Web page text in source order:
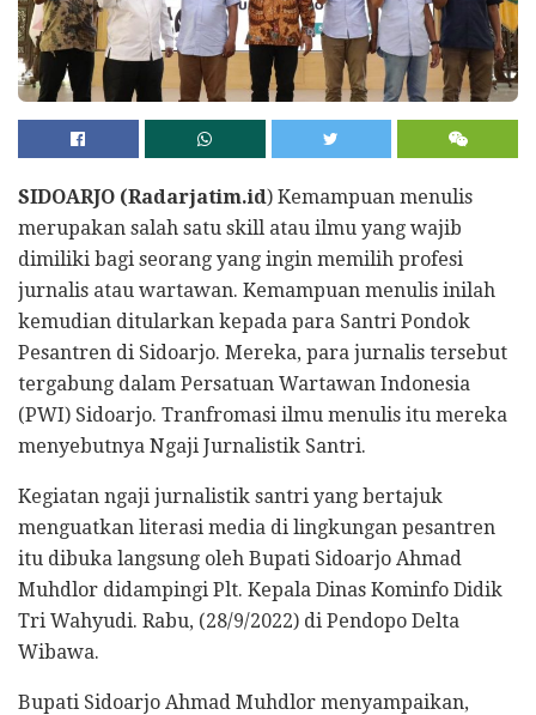
SIDOARJO (Radarjatim.id) Kemampuan menulis
merupakan salah satu skill atau ilmu yang wajib
dimiliki bagi seorang yang ingin memilih profesi
jurnalis atau wartawan. Kemampuan menulis inilah
kemudian ditularkan kepada para Santri Pondok
Pesantren di Sidoarjo. Mereka, para jurnalis tersebut
tergabung dalam Persatuan Wartawan Indonesia
(PWI) Sidoarjo. Tranfromasi ilmu menulis itu mereka
menyebutnya Ngaji Jurnalistik Santri.
Kegiatan ngaji jurnalistik santri yang bertajuk
menguatkan literasi media di lingkungan pesantren
itu dibuka langsung oleh Bupati Sidoarjo Ahmad
Muhdlor didampingi Plt. Kepala Dinas Kominfo Didik
Tri Wahyudi. Rabu, (28/9/2022) di Pendopo Delta
Wibawa.
Bupati Sidoarjo Ahmad Muhdlor menyampaikan,